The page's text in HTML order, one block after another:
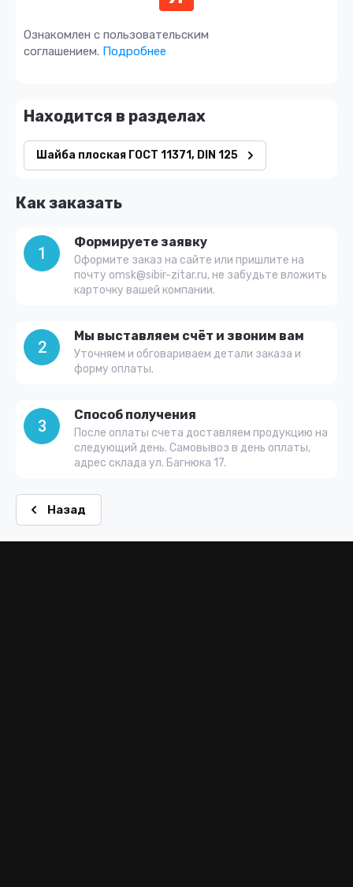
Ознакомлен с пользовательским
соглашением. Подробнее
Находится в разделах
Шайба плоская ГОСТ 11371, DIN 125
Как заказать
1
Формируете заявку
Оформите заказ на сайте или пришлите на
почту omsk@sibir-zitar.ru, не забудьте вложить
карточку вашей компании.
2
Мы выставляем счёт и звоним вам
Уточняем и обговариваем детали заказа и
форму оплаты.
3
Способ получения
После оплаты счета доставляем продукцию на
следующий день. Самовывоз в день оплаты,
адрес склада ул. Багнюка 17.
Назад